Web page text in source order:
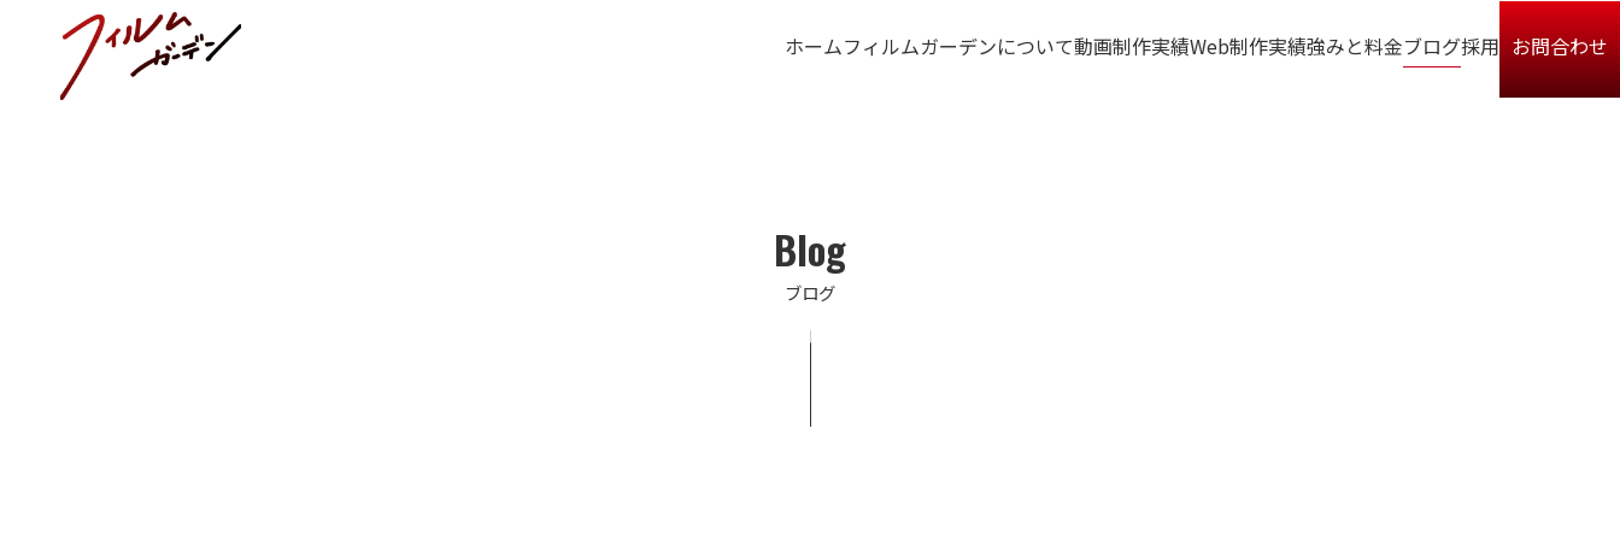
ホームフィルムガーデンについて動画制作実績Web制作実績強みと料金ブログ採用 お問合わせ
Blog
ブログ